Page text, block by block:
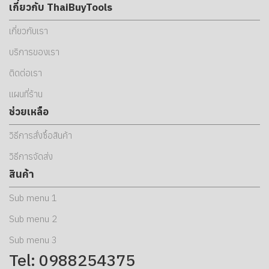
เกี่ยวกับ ThaiBuyTools
เกี่ยวกับเรา
บริการของเรา
ติดต่อเรา
แผนที่ร้าน
ช่วยเหลือ
วิธีการสั่งซื้อสินค้า
วิธีการจัดส่ง
สินค้า
Sub menu 1
Sub menu 2
Sub menu 3
Tel: 0988254375